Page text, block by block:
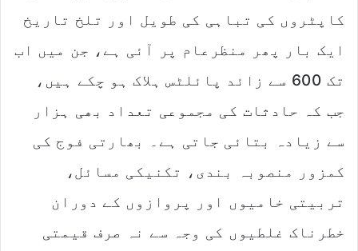
e
i
کاپٹروں کی تباہی کی طویل اور تلخ تاریخ
ایک بار پھر منظرعام پر آئی ہے، جن میں اب
تک 600 سے زائد پائلٹس ہلاک ہو چکے ہیں،
جب کہ حادثات کی مجموعی تعداد بھی ہزار
سے زیادہ بتائی جاتی ہے۔ بھارتی فوج کی
کمزور منصوبہ بندی، تکنیکی مسائل،
تربیتی خامیوں اور پروازوں کے دوران
خطرناک غلطیوں کی وجہ سے نہ صرف قیمتی